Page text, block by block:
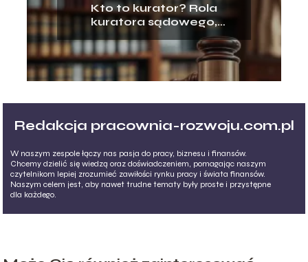
Kto to kurator? Rola
kuratora sądowego,
rodzinnego i zawodowego
Redakcja pracownia-rozwoju.com.pl
W naszym zespole łączy nas pasja do pracy, biznesu i finansów.
Chcemy dzielić się wiedzą oraz doświadczeniem, pomagając naszym
czytelnikom lepiej zrozumieć zawiłości rynku pracy i świata finansów.
Naszym celem jest, aby nawet trudne tematy były proste i przystępne
dla każdego.